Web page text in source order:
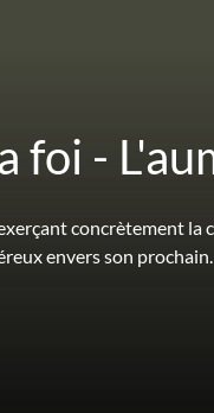
foi -
concrètement la
envers son prochain.